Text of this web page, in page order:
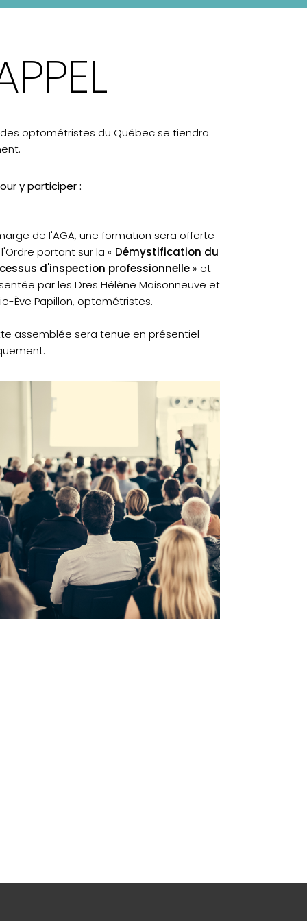
des optométristes du Québec se tiendra
y participer :
de l'AGA, une formation sera offerte
portant sur la « Démystification du
d'inspection professionnelle» et
par les Dres Hélène Maisonneuve et
Ève Papillon, optométristes.
assemblée sera tenue en présentiel